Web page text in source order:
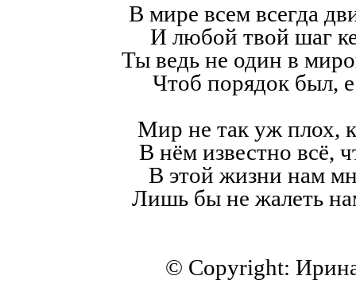
В мире всем всегда
И любой твой шаг
Ты ведь не один в
Чтоб порядок был,
Мир не так уж плох,
В нём известно всё,
В этой жизни нам
Лишь бы не жалеть
© Copyright: